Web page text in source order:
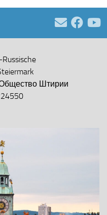
Штирии